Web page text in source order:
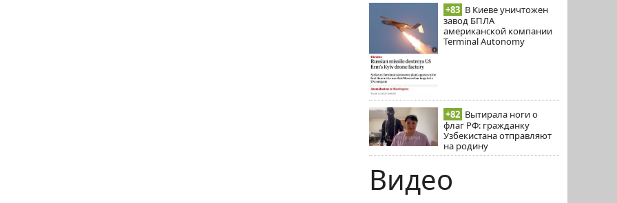
+83 В Киеве уничтожен
завод БПЛА
американской компании
Terminal Autonomy
+82 Вытирала ноги о
флаг РФ: гражданку
Узбекистана отправляют
на родину
Видео